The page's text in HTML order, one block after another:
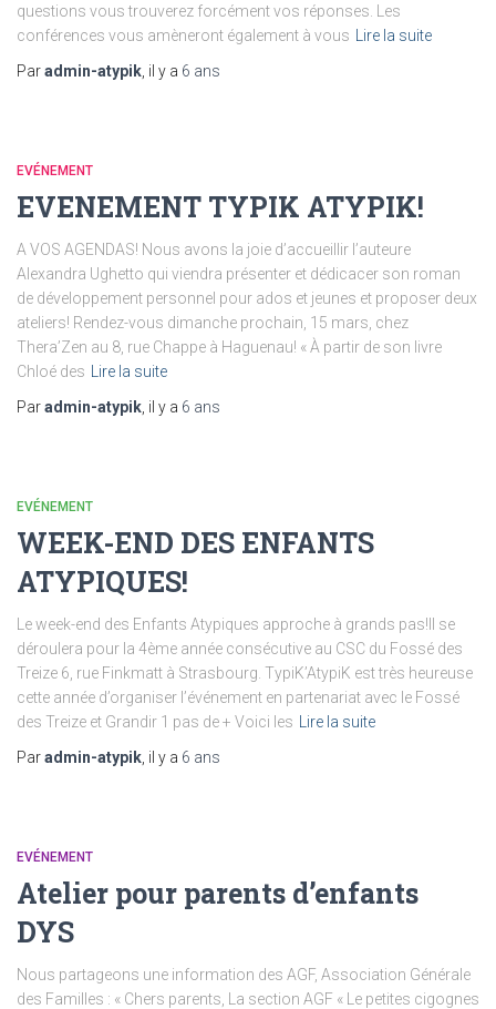
questions vous trouverez forcément vos réponses. Les
conférences vous amèneront également à vous
Lire la suite
Paradmin-atypik , il y a 6 ans
EVÉNEMENT
EVENEMENT TYPIK ATYPIK!
A VOS AGENDAS! Nous avons la joie d’accueillir l’auteure
Alexandra Ughetto qui viendra présenter et dédicacer son roman
de développement personnel pour ados et jeunes et proposer deux
ateliers! Rendez-vous dimanche prochain, 15 mars, chez
Thera’Zen au 8, rue Chappe à Haguenau! « À partir de son livre
Chloé des
Lire la suite
Paradmin-atypik , il y a 6 ans
EVÉNEMENT
WEEK-END DES ENFANTS
ATYPIQUES!
Le week-end des Enfants Atypiques approche à grands pas!Il se
déroulera pour la 4ème année consécutive au CSC du Fossé des
Treize 6, rue Finkmatt à Strasbourg. TypiK’AtypiK est très heureuse
cette année d’organiser l’événement en partenariat avec le Fossé
des Treize et Grandir 1 pas de + Voici les
Lire la suite
Paradmin-atypik , il y a 6 ans
EVÉNEMENT
Atelier pour parents d’enfants
DYS
Nous partageons une information des AGF, Association Générale
des Familles : « Chers parents, La section AGF « Le petites cigognes